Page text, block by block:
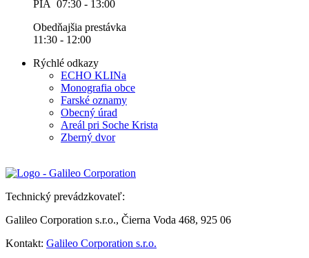
PIA 07:30 - 13:00
Obedňajšia prestávka
11:30 - 12:00
Rýchlé odkazy
ECHO KLINa
Monografia obce
Farské oznamy
Obecný úrad
Areál pri Soche Krista
Zberný dvor
Technický prevádzkovateľ:
Galileo Corporation s.r.o., Čierna Voda 468, 925 06
Kontakt: Galileo Corporation s.r.o.